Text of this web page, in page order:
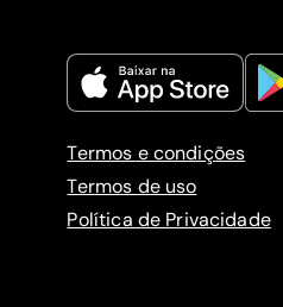
Termos e condições
Termos de uso
Política de Privacidade